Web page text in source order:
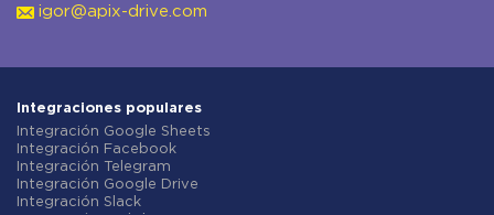
igor@apix-drive.com
Integraciones populares
Integración Google Sheets
Integración Facebook
Integración Telegram
Integración Google Drive
Integración Slack